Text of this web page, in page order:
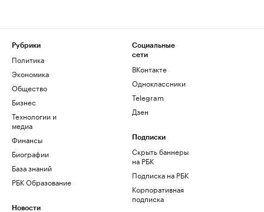
Рубрики
Политика
Экономика
Общество
Бизнес
Технологии и
медиа
Финансы
Биографии
База знаний
РБК Образование
Новости
Социальные
сети
ВКонтакте
Одноклассники
Telegram
Дзен
Подписки
Скрыть баннеры
на РБК
Подписка на РБК
Корпоративная
подписка